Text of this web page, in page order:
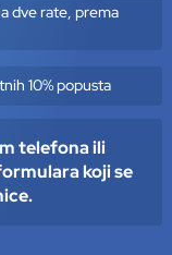
dve rate, prema
10% popusta
telefona ili
koji se